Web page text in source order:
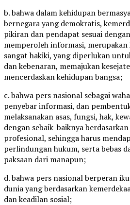
b. bahwa dalam kehidupan
bernegara yang demokratis,
pikiran dan pendapat sesuai
memperoleh informasi, merupakan
sangat hakiki, yang diperlukan
dan kebenaran, memajukan
mencerdaskan kehidupan bangsa;
c. bahwa pers nasional sebagai
penyebar informasi, dan
melaksanakan asas, fungsi, hak,
dengan sebaik-baiknya
profesional, sehingga harus
perlindungan hukum, serta bebas
paksaan dari manapun;
d. bahwa pers nasional berperan
dunia yang berdasarkan
dan keadilan sosial;